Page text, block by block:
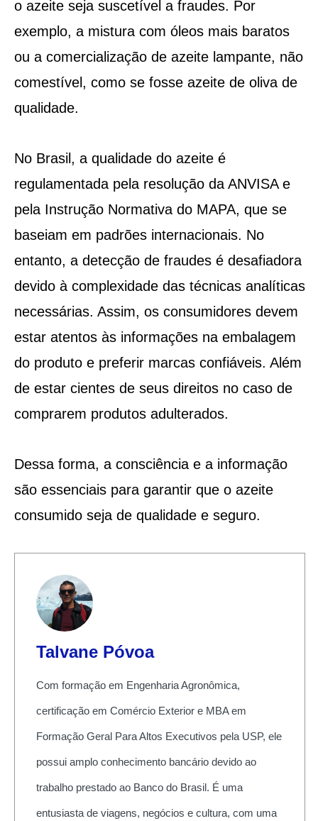
o azeite seja suscetível a fraudes. Por
exemplo, a mistura com óleos mais baratos
ou a comercialização de azeite lampante, não
comestível, como se fosse azeite de oliva de
qualidade.
No Brasil, a qualidade do azeite é
regulamentada pela resolução da ANVISA e
pela Instrução Normativa do MAPA, que se
baseiam em padrões internacionais. No
entanto, a detecção de fraudes é desafiadora
devido à complexidade das técnicas analíticas
necessárias. Assim, os consumidores devem
estar atentos às informações na embalagem
do produto e preferir marcas confiáveis. Além
de estar cientes de seus direitos no caso de
comprarem produtos adulterados.
Dessa forma, a consciência e a informação
são essenciais para garantir que o azeite
consumido seja de qualidade e seguro.
Talvane Póvoa
Com formação em Engenharia Agronômica,
certificação em Comércio Exterior e MBA em
Formação Geral Para Altos Executivos pela USP, ele
possui amplo conhecimento bancário devido ao
trabalho prestado ao Banco do Brasil. É uma
entusiasta de viagens, negócios e cultura, com uma